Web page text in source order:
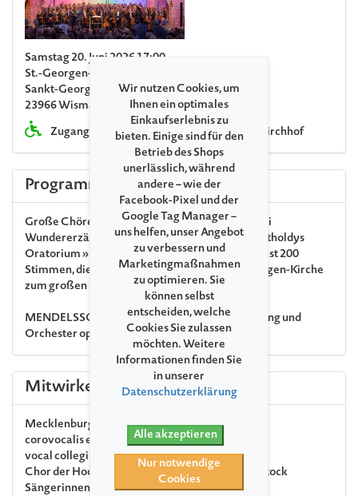
Samstag 20. Juni 2026 17:00
St.-Georgen-Kirche Wismar
Sankt-Georgen-Kirchhof
23966 Wismar
Zugang über Seiteneingang St.-Georgen-Kirchhof
Programm
Große Chöre, dramatische Musik und gleich drei
Wundererzählungen — das ist Mendelssohn Bartholdys
Oratorium »Elias«. Und ideales Terrain für die fast 200
Stimmen, die sich bei »MV singt« in der St.-Georgen-Kirche
zum großen Mitsing-Ereignis zusammenfinden.
MENDELSSOHN BARTHOLDY»Elias« für Gesang und
Orchester op. 70
Mitwirkende
Mecklenburgische Staatskapelle Schwerin
corovocalis e.V.
vocal collegium rostock e.V.
Chor der Hochschule für Musik und Theater Rostock
Sängerinnen und Sänger aus Norddeutschland
Wir nutzen Cookies, um
Ihnen ein optimales
Einkaufserlebnis zu
bieten. Einige sind für den
Betrieb des Shops
unerlässlich, während
andere – wie der
Facebook-Pixel und der
Google Tag Manager –
uns helfen, unser Angebot
zu verbessern und
Marketingmaßnahmen
zu optimieren. Sie
können selbst
entscheiden, welche
Cookies Sie zulassen
möchten. Weitere
Informationen finden Sie
in unserer
Datenschutzerklärung
Alle akzeptieren
Nur notwendige
Cookies